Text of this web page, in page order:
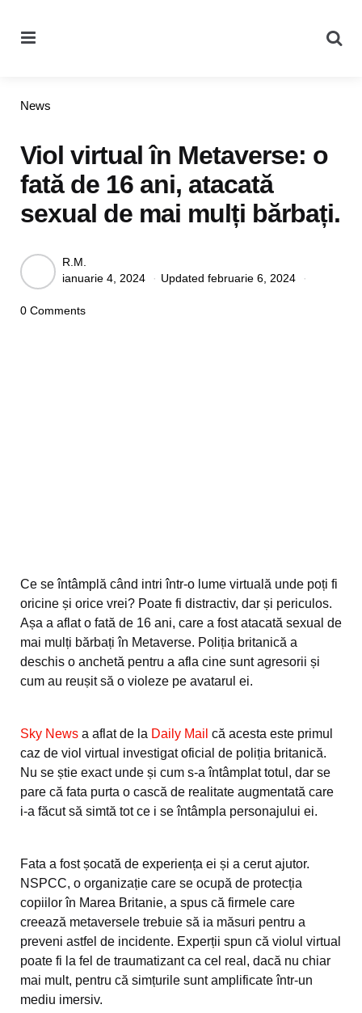
Categories
News
Viol virtual în Metaverse: o
fată de 16 ani, atacată
sexual de mai mulți bărbați.
Posted
by
R.M.
ianuarie 4, 2024
Updated februarie 6, 2024
0 Comments
Ce se întâmplă când intri într-o lume virtuală unde poți fi
oricine și orice vrei? Poate fi distractiv, dar și periculos.
Așa a aflat o fată de 16 ani, care a fost atacată sexual de
mai mulți bărbați în Metaverse. Poliția britanică a
deschis o anchetă pentru a afla cine sunt agresorii și
cum au reușit să o violeze pe avatarul ei.
Sky News a aflat de la Daily Mail că acesta este primul
caz de viol virtual investigat oficial de poliția britanică.
Nu se știe exact unde și cum s-a întâmplat totul, dar se
pare că fata purta o cască de realitate augmentată care
i-a făcut să simtă tot ce i se întâmpla personajului ei.
Fata a fost șocată de experiența ei și a cerut ajutor.
NSPCC, o organizație care se ocupă de protecția
copiilor în Marea Britanie, a spus că firmele care
creează metaversele trebuie să ia măsuri pentru a
preveni astfel de incidente. Experții spun că violul virtual
poate fi la fel de traumatizant ca cel real, dacă nu chiar
mai mult, pentru că simțurile sunt amplificate într-un
mediu imersiv.